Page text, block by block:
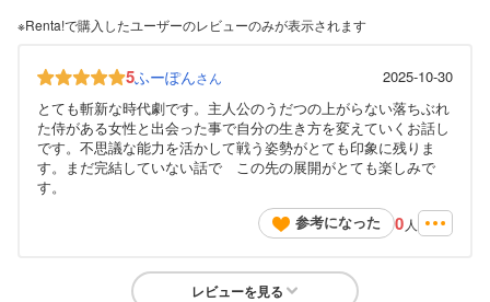
※Renta!で購入したユーザーのレビューのみが表示されます
5ふーぽんさん
2025-10-30
とても斬新な時代劇です。主人公のうだつの上がらない落ちぶれ
た侍がある女性と出会った事で自分の生き方を変えていくお話し
です。不思議な能力を活かして戦う姿勢がとても印象に残りま
す。まだ完結していない話で この先の展開がとても楽しみで
す。
参考になった
0 人
レビューを見る